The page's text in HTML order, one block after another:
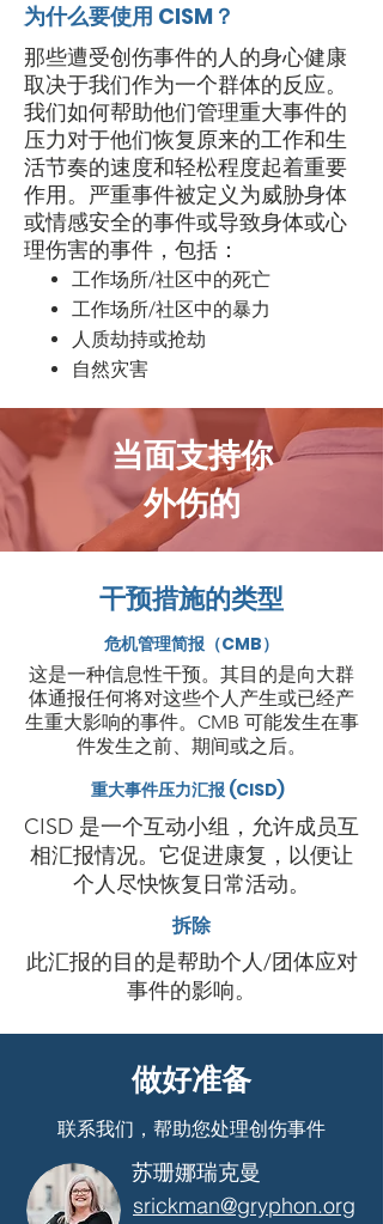
为什么要使用 CISM？
那些遭受创伤事件的人的身心健康
取决于我们作为一个群体的反应。
我们如何帮助他们管理重大事件的
压力对于他们恢复原来的工作和生
活节奏的速度和轻松程度起着重要
作用。严重事件被定义为威胁身体
或情感安全的事件或导致身体或心
理伤害的事件，包括：
工作场所/社区中的死亡
工作场所/社区中的暴力
人质劫持或抢劫
自然灾害
当面支持你
外伤的
干预措施的类型
危机管理简报（CMB）
这是一种信息性干预。其目的是向大群
体通报任何将对这些个人产生或已经产
生重大影响的事件。CMB 可能发生在事
件发生之前、期间或之后。
重大事件压力汇报 (CISD)
CISD 是一个互动小组，允许成员互
相汇报情况。它促进康复，以便让
个人尽快恢复日常活动。
拆除
此汇报的目的是帮助个人/团体应对
事件的影响。
做好准备
联系我们，帮助您处理创伤事件
苏珊娜瑞克曼
srickman@gryphon.org